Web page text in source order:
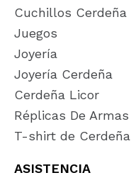
Cuchillos Cerdeña
Juegos
Joyería
Joyería Cerdeña
Cerdeña Licor
Réplicas De Armas
T-shirt de Cerdeña
ASISTENCIA